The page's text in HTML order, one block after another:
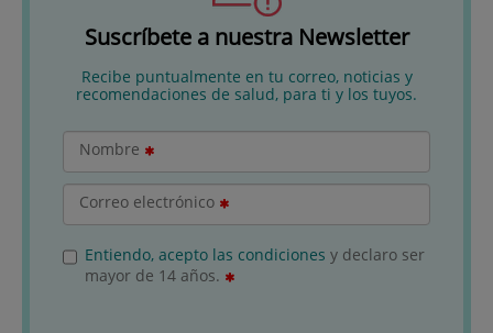
Suscríbete a nuestra Newsletter
Recibe puntualmente en tu correo, noticias y
recomendaciones de salud, para ti y los tuyos.
Nombre
Correo electrónico
Entiendo, acepto las condiciones y declaro ser
mayor de 14 años.